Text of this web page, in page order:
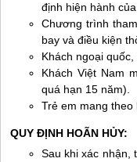
định hiện hành
Chương trình
bay và điều kiện
Khách ngoại
Khách Việt Nam
quá hạn 15 năm).
Trẻ em mang theo
QUY ĐỊNH ​HOÃN HỦY:
Sau khi xác nhận,